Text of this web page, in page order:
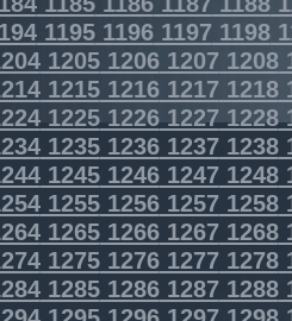
119511961197 1198
120512061207 1208
121512161217 1218
1225122612271228
1235123612371238
1245124612471248
1255125612571258
1265126612671268
1275127612771278
1285128612871288